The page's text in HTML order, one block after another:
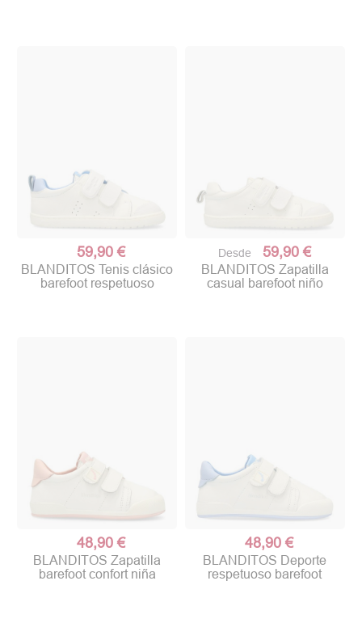
59,90 €
BLANDITOS Tenis clásico
barefoot respetuoso
Desde 59,90 €
BLANDITOS Zapatilla
casual barefoot niño
48,90 €
BLANDITOS Zapatilla
barefoot confort niña
48,90 €
BLANDITOS Deporte
respetuoso barefoot